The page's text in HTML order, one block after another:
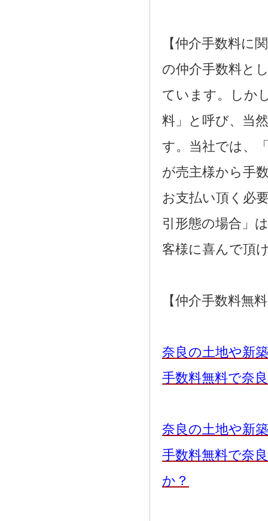
【仲介手数料に
の仲介手数料と
ています。しか
料」と呼び、当
す。当社では、
が売主様から手
お支払い頂く必
引形態の場合」
客様に喜んで頂
【仲介手数料無
奈良の土地や新
手数料無料で奈
奈良の土地や新
手数料無料で奈
か？